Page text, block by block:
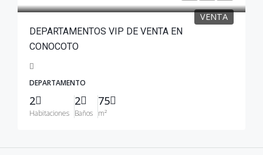
VENTA
DEPARTAMENTOS VIP DE VENTA EN
CONOCOTO
DEPARTAMENTO
2
Habitaciones
2
Baños
75
m²